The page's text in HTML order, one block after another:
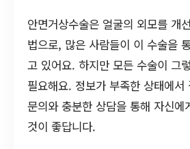
안면거상수술은 얼굴의 외모를 개
법으로, 많은 사람들이 이 수술을
고 있어요. 하지만 모든 수술이 그
필요해요. 정보가 부족한 상태에서
문의와 충분한 상담을 통해 자신에
것이 좋답니다.